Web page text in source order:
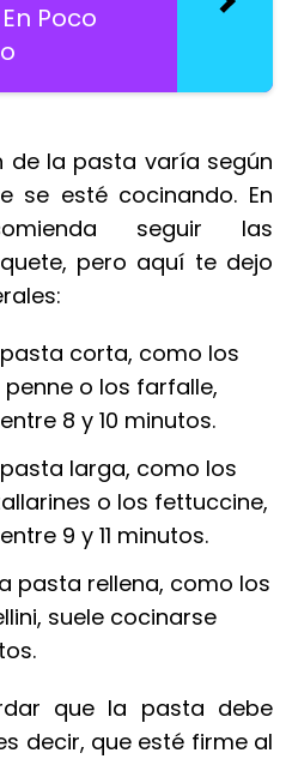
Poco
de la pasta varía según
se esté cocinando. En
seguir las
pero aquí te dejo
pasta corta, como los
o los farfalle,
8 y 10 minutos.
pasta larga, como los
o los fettuccine,
9 y 11 minutos.
pasta rellena, como los
suele cocinarse
que la pasta debe
decir, que esté firme al